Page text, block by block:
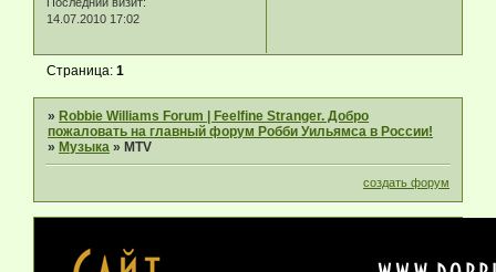
14.07.2010 17:02
Страница:1
» Robbie Williams Forum | Feelfine Stranger. Добро
пожаловать на главный форум Робби Уильямса в России!
» Музыка » MTV
создать форум